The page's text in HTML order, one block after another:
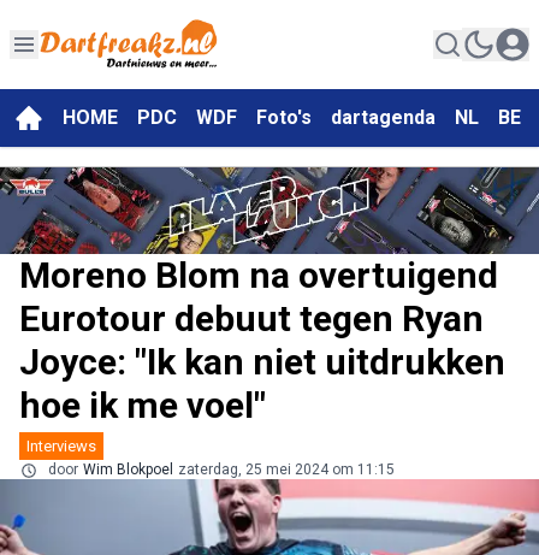
HOME PDC WDF Foto's dartagenda NL BE
Moreno Blom na overtuigend
Eurotour debuut tegen Ryan
Joyce: "Ik kan niet uitdrukken
hoe ik me voel"
Interviews
door Wim Blokpoel zaterdag, 25 mei 2024 om 11:15